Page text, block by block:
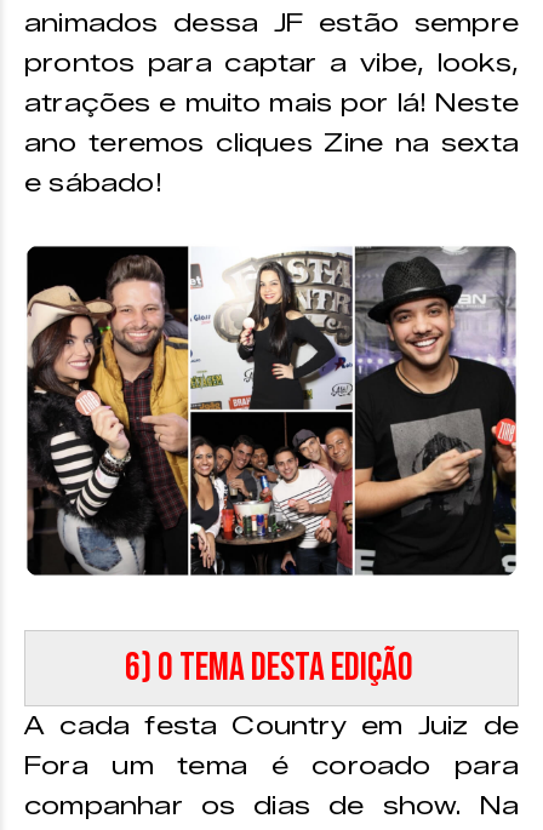
animados dessa JF estão sempre
prontos para captar a vibe, looks,
atrações e muito mais por lá! Neste
ano teremos cliques Zine na sexta
e sábado!
6) O tema desta edição
A cada festa Country em Juiz de
Fora um tema é coroado para
companhar os dias de show. Na